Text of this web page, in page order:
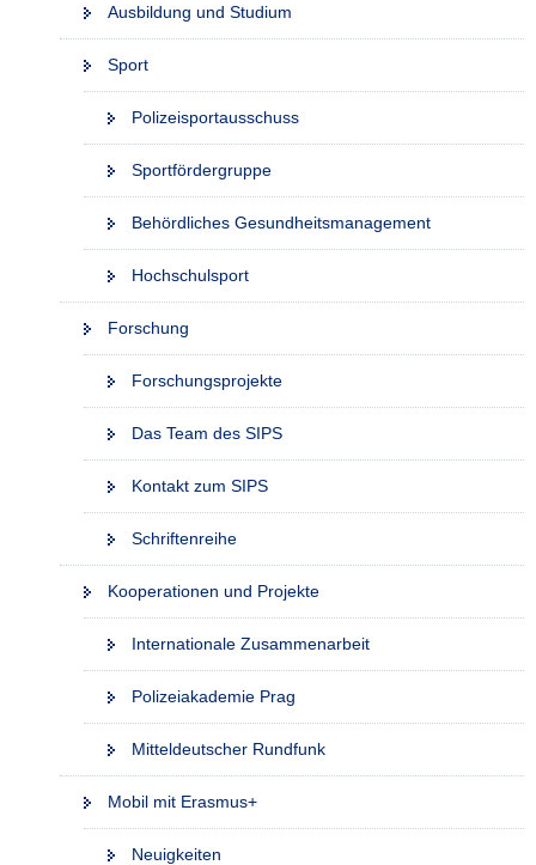
Ausbildung und Studium
Sport
Polizeisportausschuss
Sportfördergruppe
Behördliches Gesundheitsmanagement
Hochschulsport
Forschung
Forschungsprojekte
Das Team des SIPS
Kontakt zum SIPS
Schriftenreihe
Kooperationen und Projekte
Internationale Zusammenarbeit
Polizeiakademie Prag
Mitteldeutscher Rundfunk
Mobil mit Erasmus+
Neuigkeiten